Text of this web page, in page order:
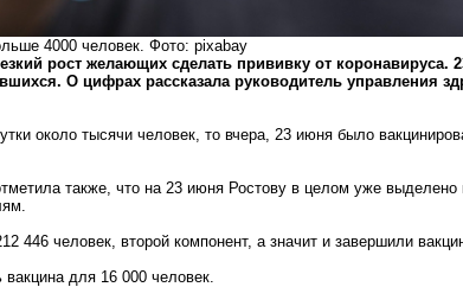
4000 человек. Фото: pixabay
рост желающих сделать прививку от коронавируса.
О цифрах рассказала руководитель управления
около тысячи человек, то вчера, 23 июня было
также, что на 23 июня Ростову в целом уже выделено
446 человек, второй компонент, а значит и завершили
для 16 000 человек.